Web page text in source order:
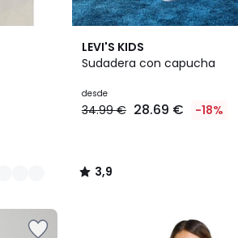
LEVI'S KIDS
Sudadera con capucha
desde
34.99 € 28.69 € -18%
3,9
/ 5
2
Colores
3,9
/